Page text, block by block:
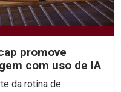
promove
com uso de IA
da rotina de